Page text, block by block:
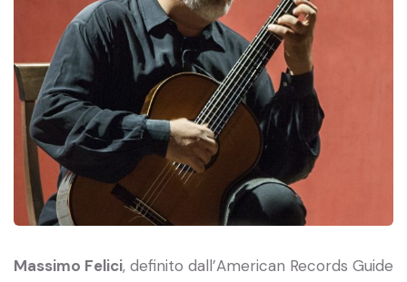
Massimo Felici, definito dall’American Records Guide